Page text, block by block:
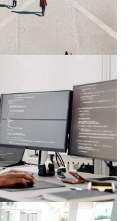
směrnice
států na